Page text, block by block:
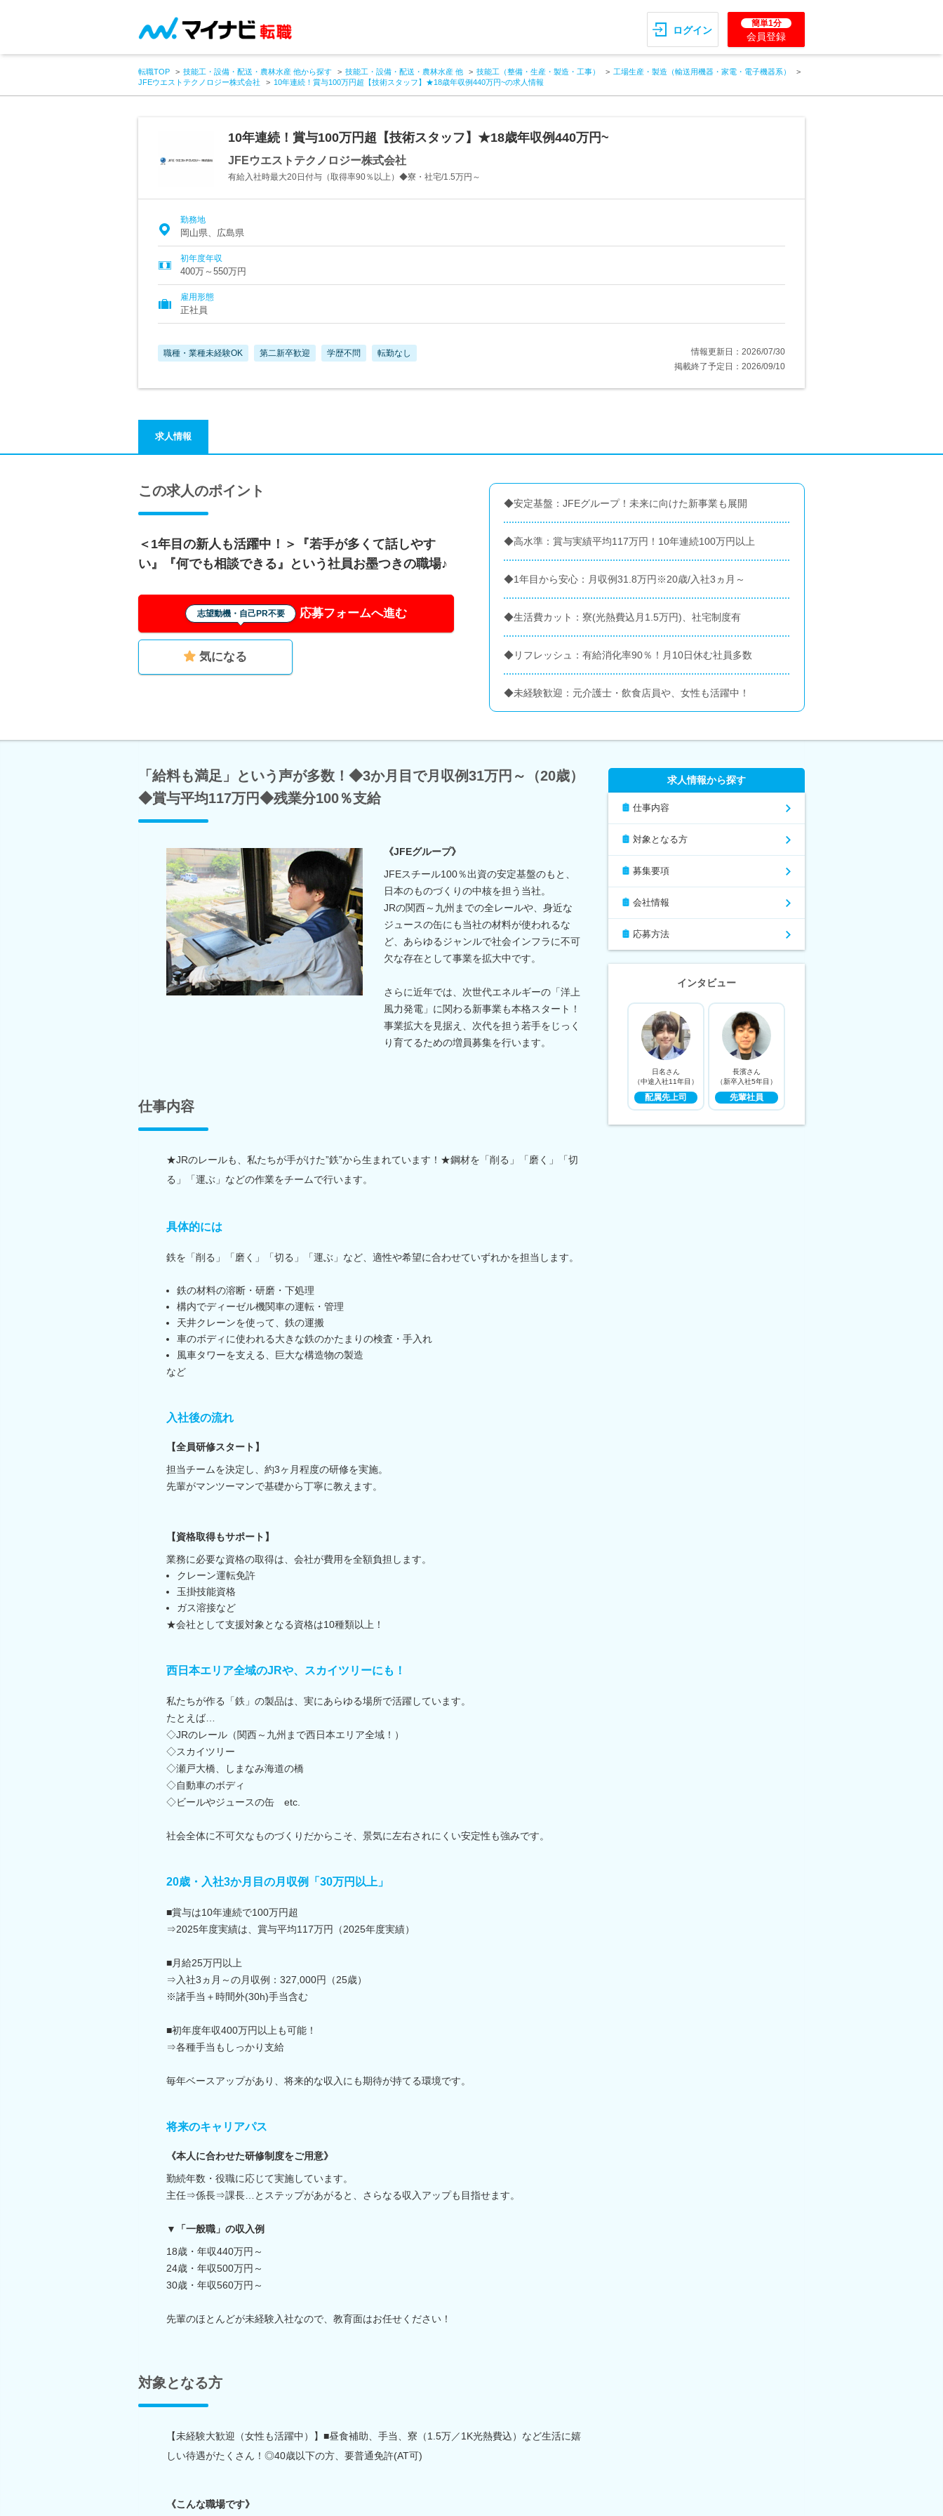
ログイン
簡単1分
会員登録
転職TOP 技能工・設備・配送・農林水産 他から探す 技能工・設備・配送・農林水産 他 技能工（整備・生産・製造・工事）
工場生産・製造（輸送用機器・家電・電子機器系）
JFEウエストテクノロジー株式会社
10年連続！賞与100万円超【技術スタッフ】★18歳年収例440万円~の求人情報
10年連続！賞与100万円超【技術スタッフ】★18歳年収例440万円~
JFEウエストテクノロジー株式会社
有給入社時最大20日付与（取得率90％以上）◆寮・社宅/1.5万円～
勤務地
岡山県、広島県
初年度年収
400万～550万円
雇用形態
正社員
職種・業種未経験OK 第二新卒歓迎 学歴不問 転勤なし
情報更新日：2026/07/30
掲載終了予定日：2026/09/10
求人情報
この求人のポイント
＜1年目の新人も活躍中！＞『若手が多くて話しやす
い』『何でも相談できる』という社員お墨つきの職場♪
志望動機・自己PR不要 応募フォームへ進む
気になる
◆安定基盤：JFEグループ！未来に向けた新事業も展開
◆高水準：賞与実績平均117万円！10年連続100万円以上
◆1年目から安心：月収例31.8万円※20歳/入社3ヵ月～
◆生活費カット：寮(光熱費込月1.5万円)、社宅制度有
◆リフレッシュ：有給消化率90％！月10日休む社員多数
◆未経験歓迎：元介護士・飲食店員や、女性も活躍中！
「給料も満足」という声が多数！◆3か月目で月収例31万円～（20歳）
◆賞与平均117万円◆残業分100％支給
《JFEグループ》
JFEスチール100％出資の安定基盤のもと、
日本のものづくりの中核を担う当社。
JRの関西～九州までの全レールや、身近な
ジュースの缶にも当社の材料が使われるな
ど、あらゆるジャンルで社会インフラに不可
欠な存在として事業を拡大中です。
さらに近年では、次世代エネルギーの「洋上
風力発電」に関わる新事業も本格スタート！
事業拡大を見据え、次代を担う若手をじっく
り育てるための増員募集を行います。
仕事内容
★JRのレールも、私たちが手がけた”鉄”から生まれています！★鋼材を「削る」「磨く」「切
る」「運ぶ」などの作業をチームで行います。
具体的には
鉄を「削る」「磨く」「切る」「運ぶ」など、適性や希望に合わせていずれかを担当します。
鉄の材料の溶断・研磨・下処理
構内でディーゼル機関車の運転・管理
天井クレーンを使って、鉄の運搬
車のボディに使われる大きな鉄のかたまりの検査・手入れ
風車タワーを支える、巨大な構造物の製造
など
入社後の流れ
【全員研修スタート】
担当チームを決定し、約3ヶ月程度の研修を実施。
先輩がマンツーマンで基礎から丁寧に教えます。
【資格取得もサポート】
業務に必要な資格の取得は、会社が費用を全額負担します。
クレーン運転免許
玉掛技能資格
ガス溶接など
★会社として支援対象となる資格は10種類以上！
西日本エリア全域のJRや、スカイツリーにも！
私たちが作る「鉄」の製品は、実にあらゆる場所で活躍しています。
たとえば…
◇JRのレール（関西～九州まで西日本エリア全域！）
◇スカイツリー
◇瀬戸大橋、しまなみ海道の橋
◇自動車のボディ
◇ビールやジュースの缶 etc.
社会全体に不可欠なものづくりだからこそ、景気に左右されにくい安定性も強みです。
20歳・入社3か月目の月収例「30万円以上」
■賞与は10年連続で100万円超
⇒2025年度実績は、賞与平均117万円（2025年度実績）
■月給25万円以上
⇒入社3ヵ月～の月収例：327,000円（25歳）
※諸手当＋時間外(30h)手当含む
■初年度年収400万円以上も可能！
⇒各種手当もしっかり支給
毎年ベースアップがあり、将来的な収入にも期待が持てる環境です。
将来のキャリアパス
《本人に合わせた研修制度をご用意》
勤続年数・役職に応じて実施しています。
主任⇒係長⇒課長…とステップがあがると、さらなる収入アップも目指せます。
▼「一般職」の収入例
18歳・年収440万円～
24歳・年収500万円～
30歳・年収560万円～
先輩のほとんどが未経験入社なので、教育面はお任せください！
対象となる方
【未経験大歓迎（女性も活躍中）】■昼食補助、手当、寮（1.5万／1K光熱費込）など生活に嬉
しい待遇がたくさん！◎40歳以下の方、要普通免許(AT可)
《こんな職場です》
求人情報から探す
仕事内容
対象となる方
募集要項
会社情報
応募方法
インタビュー
日名さん
（中途入社11年目）
配属先上司
長濱さん
（新卒入社5年目）
先輩社員